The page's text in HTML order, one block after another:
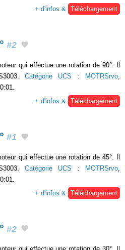
+ d'infos & Téléchargement
#2
qui effectue une rotation de 90°. Il
Catégorie UCS : MOTRSrvo
+ d'infos &
Téléchargement
#1
qui effectue une rotation de 45°. Il
Catégorie UCS : MOTRSrvo
+ d'infos &
Téléchargement
#2